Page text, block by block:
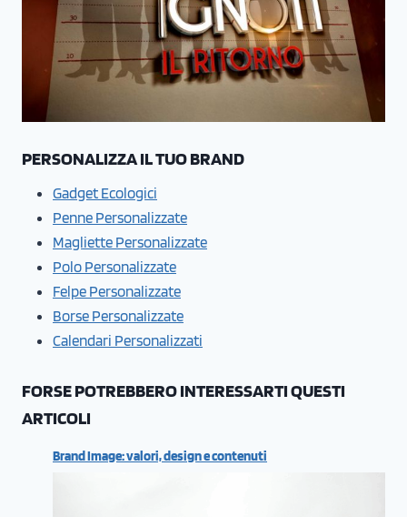
PERSONALIZZA IL TUO BRAND
Gadget Ecologici
Penne Personalizzate
Magliette Personalizzate
Polo Personalizzate
Felpe Personalizzate
Borse Personalizzate
Calendari Personalizzati
FORSE POTREBBERO INTERESSARTI QUESTI
ARTICOLI
Brand Image: valori, design e contenuti